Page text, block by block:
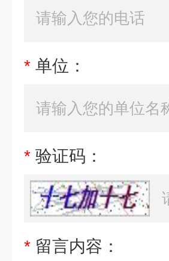
* 单位：
* 验证码：
* 留言内容：